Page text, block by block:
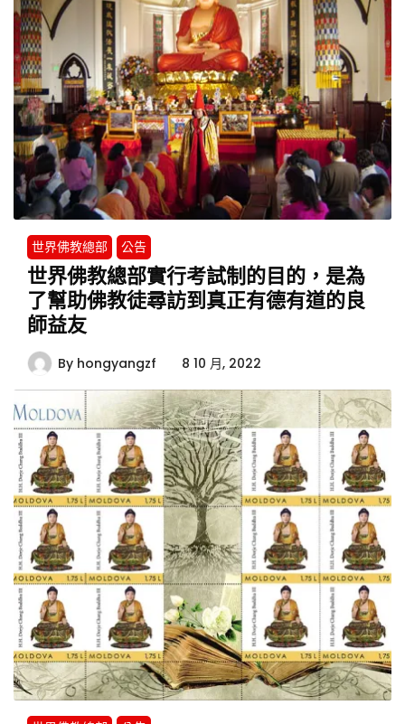
世界佛教總部 公告
世界佛教總部實行考試制的目的，是為
了幫助佛教徒尋訪到真正有德有道的良
師益友
By hongyangzf 8 10 月, 2022